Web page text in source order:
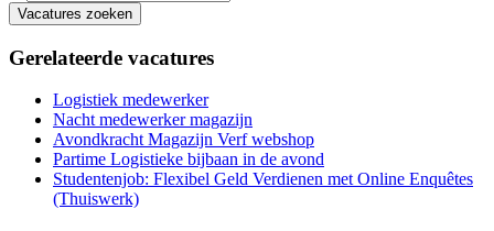
Vacatures zoeken
Gerelateerde vacatures
Logistiek medewerker
Nacht medewerker magazijn
Avondkracht Magazijn Verf webshop
Partime Logistieke bijbaan in de avond
Studentenjob: Flexibel Geld Verdienen met Online Enquêtes
(Thuiswerk)